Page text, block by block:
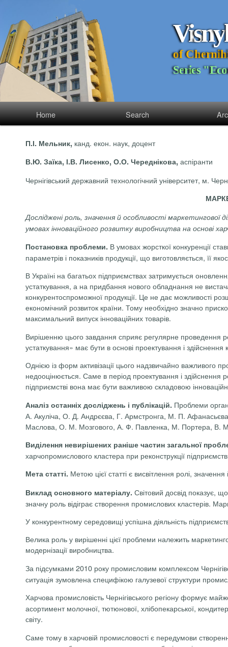
Visny
of Chernih
Series "Eco
Home Search
П.І. Мельник, канд. екон. наук, доцент
В.Ю. Заїка, І.В. Лисенко, О.О. Череднікова, аспіранти
Чернігівський державний технологічний університет, м.
Досліджені роль, значення й особливості маркетингової
умовах інноваційного розвитку виробництва на основі
Постановка проблеми. В умовах жорсткої конкуренції
параметрів і показників продукції, що виготовляється, її
В Україні на багатьох підприємствах затримується
устаткування, а на придбання нового обладнання не
конкурентоспроможної продукції. Це не дає можливості
економічний розвиток країни. Тому необхідно значно
максимальний випуск інноваційних товарів.
Вирішенню цього завдання сприяє регулярне проведення
устаткування» має бути в основі проектування і здійснення
Однією із форм активізації цього надзвичайно важливого
недооцінюється. Саме в період проектування і здійснення
підприємстві вона має бути важливою складовою
Аналіз останніх досліджень і публікацій. Проблеми
А. Акуліча, О. Д. Андрєєва, Г. Армстронга, М. П.
Маслова, О. М. Мозгового, А. Ф. Павленка, М. Портера, В.
Виділення невирішених раніше частин загальної
харчопромислового кластера при реконструкції
Мета статті. Метою цієї статті є висвітлення ролі,
Виклад основного матеріалу. Світовий досвід показує,
значну роль відіграє створення промислових кластерів.
У конкурентному середовищі успішна діяльність
Велика роль у вирішенні цієї проблеми належить
модернізації виробництва.
За підсумками 2010 року промисловим комплексом
ситуація зумовлена специфікою галузевої структури
Харчова промисловість Чернігівського регіону формує
асортимент молочної, тютюнової, хлібопекарської,
світу.
Саме тому в харчовій промисловості є передумови